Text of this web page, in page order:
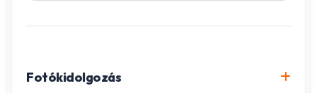
Fotókidolgozás